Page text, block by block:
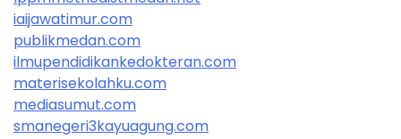
iaijawatimur.com
publikmedan.com
ilmupendidikankedokteran.com
materisekolahku.com
mediasumut.com
smanegeri3kayuagung.com